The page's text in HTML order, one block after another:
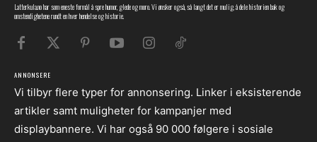
Latterkula.no har som eneste formål å spre humor, glede og moro. Vi ønsker også, så langt det er mulig, å dele historien bak og
omstendighetene rundt en hver hendelse og historie.
ANNONSERE
Vi tilbyr flere typer for annonsering. Linker i eksisterende
artikler samt muligheter for kampanjer med
displaybannere. Vi har også 90 000 følgere i sosiale